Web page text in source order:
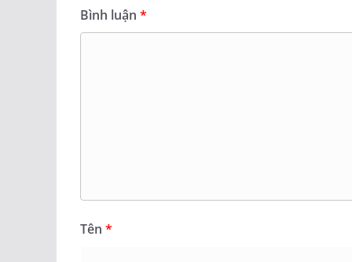
Bình luận *
Tên *